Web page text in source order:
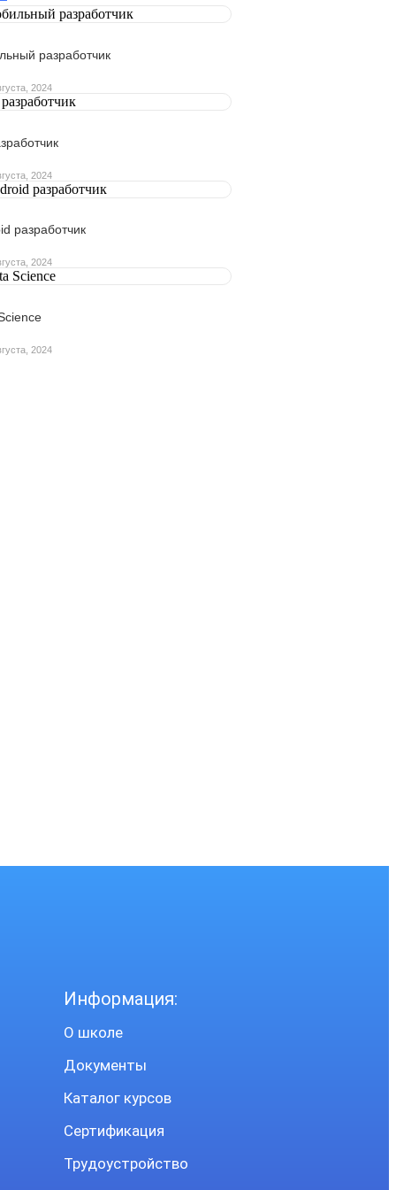
разработчик
2024
2024
разработчик
2024
2024
Информация:
О школе
Документы
Каталог курсов
Сертификация
Трудоустройство